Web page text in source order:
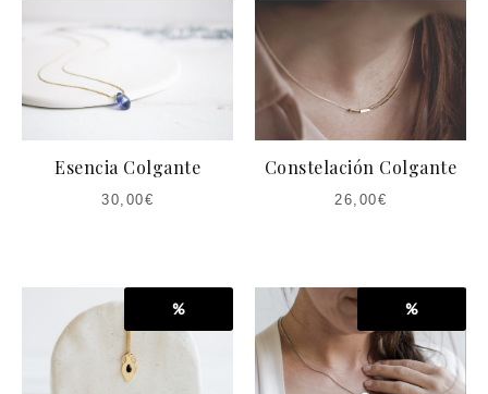
Esencia Colgante
30,00€
Constelación Colgante
26,00€
% %